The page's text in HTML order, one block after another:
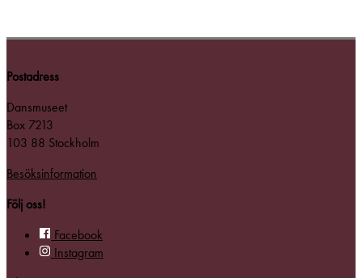
Postadress
Dansmuseet
Box 7213
103 88 Stockholm
Besöksinformation
Följ oss!
Facebook
Instagram